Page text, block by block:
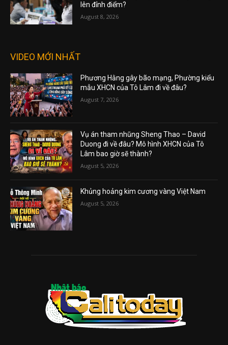
lên đỉnh điểm?
August 8, 2026
VIDEO MỚI NHẤT
Phương Hằng gây bão mạng, Phường kiểu
mẫu XHCN của Tô Lâm đi về đâu?
August 7, 2026
Vụ án tham nhũng Sheng Thao – David
Duong đi về đâu? Mô hình XHCN của Tô
Lâm bao giờ sẽ thành?
August 5, 2026
Khủng hoảng kim cương vàng Việt Nam
August 5, 2026